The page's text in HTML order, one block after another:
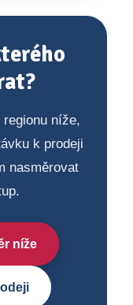
níže,
k prodeji
nasměrovat
níže